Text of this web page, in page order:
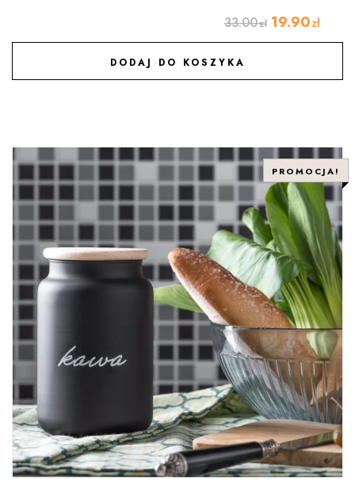
33.00zł 19.90zł
DODAJ DO KOSZYKA
DODAJ DO ULUBIONYCH
PROMOCJA!